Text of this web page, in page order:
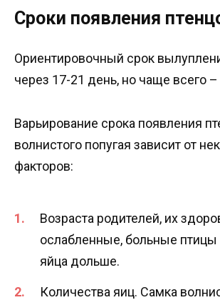
Сроки появления
Ориентировочный срок
через 17-21 день, но чаще всего
Варьирование срока появления
волнистого попугая зависит от
факторов:
Возраста родителей, их
ослабленные, больные
яйца дольше.
Количества яиц. Самка